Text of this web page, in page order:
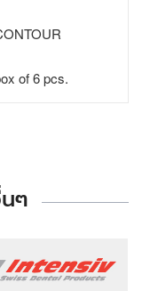
of 6 pcs.
ๆ